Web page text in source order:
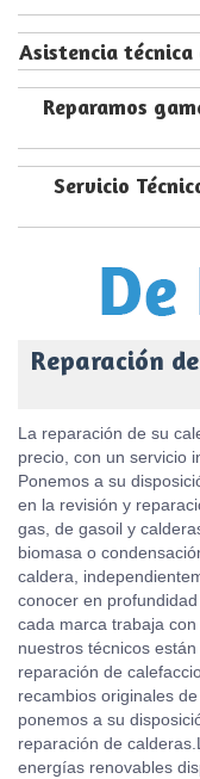
Asistencia
Reparamos
Servicio
Reparación
La reparación de su
precio, con un servicio
Ponemos a su
en la revisión y
gas, de gasoil y
biomasa o
caldera,
conocer en
cada marca trabaja
nuestros técnicos
reparación de
recambios originales
ponemos a su
reparación de
energías renovables